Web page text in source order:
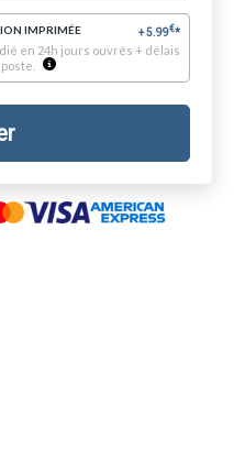
IMPRIMÉE +5.99€*
en 24h jours ouvrés + délais